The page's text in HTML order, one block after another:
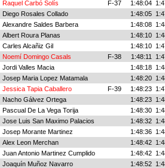
Raquel Carbó Solís F-37 1:48:04
Diego Rosales Collado 1:48:05
Alexandre Saldes Barbera 1:48:08
Albert Roura Planas 1:48:10
Carles Alcañiz Gil 1:48:10
Noemí Domingo Casals F-38 1:48:11
Jordi Valles Macia 1:48:18
Josep Maria Lopez Matamala 1:48:20
Jessica Tapia Caballero F-39 1:48:23
Nacho Gálvez Ortega 1:48:23
Pascual De La Vega Torija 1:48:30
Jose Luis San Maximo Palacios 1:48:32
Josep Morante Martinez 1:48:36
Alex Leon Merchan 1:48:42
Juan Antonio Martinez Cumplido 1:48:42
Joaquín Muñoz Navarro 1:48:52